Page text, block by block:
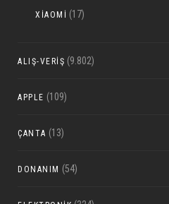
XIAOMI (17)
ALIŞ-VERIŞ (9.802)
APPLE (109)
ÇANTA (13)
DONANIM (54)